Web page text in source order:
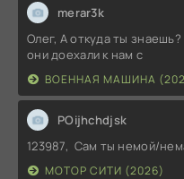
merar3k
Олег, А откуда ты
они доехали к нам с
ВОЕННАЯ МАШИНА
POijhchdjsk
123987, Сам ты немой/
МОТОР СИТИ (2026)